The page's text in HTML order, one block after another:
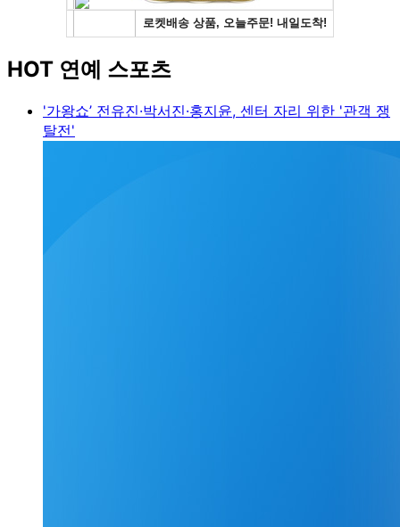
HOT 연예 스포츠
'가왕쇼’ 전유진·박서진·홍지윤, 센터 자리 위한 '관객 쟁
탈전'